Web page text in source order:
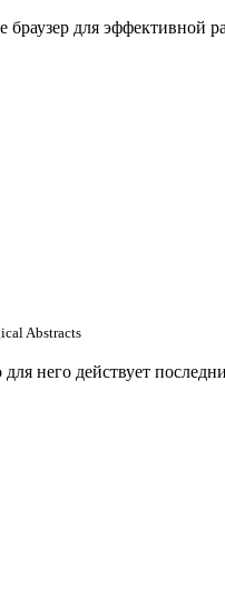
для эффективной
Abstracts
него действует